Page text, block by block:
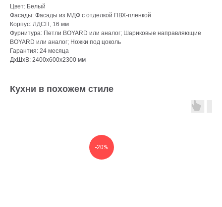
Цвет: Белый
Фасады: Фасады из МДФ с отделкой ПВХ-пленкой
Корпус: ЛДСП, 16 мм
Фурнитура: Петли BOYARD или аналог; Шариковые направляющие
BOYARD или аналог; Ножки под цоколь
Гарантия: 24 месяца
ДxШxВ: 2400x600x2300 мм
Кухни в похожем стиле
-20%